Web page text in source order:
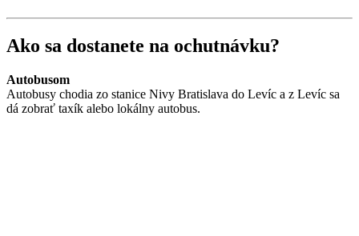
Ako sa dostanete na ochutnávku?
Autobusom
Autobusy chodia zo stanice Nivy Bratislava do Levíc a z Levíc sa
dá zobrať taxík alebo lokálny autobus.